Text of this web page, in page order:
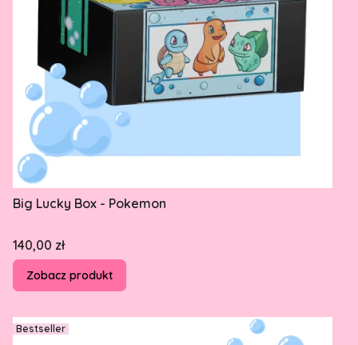
Big Lucky Box - Pokemon
Cena
140,00 zł
Zobacz produkt
Bestseller